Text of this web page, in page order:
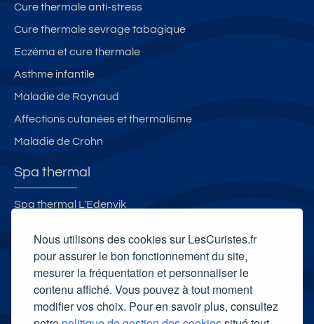
Nous utilisons des cookies sur LesCuristes.fr
pour assurer le bon fonctionnement du site,
mesurer la fréquentation et personnaliser le
contenu affiché. Vous pouvez à tout moment
modifier vos choix. Pour en savoir plus, consultez
er
m
e
Cure thermale anti-stress
Cure thermale sevrage tabagique
Eczéma et cure thermale
Asthme infantile
Maladie de Raynaud
Affections cutanées et thermalisme
Maladie de Crohn
Spa thermal
Spa thermal L'Edenvik
Spa thermal et Espace esthétique des Thermes de Dax
Carte cadeau spa Vichy
Carte cadeau spa Bagnoles-de-l'Orne